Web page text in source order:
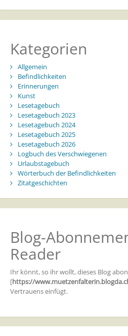
Kategorien
Allgemein
Befindlichkeiten
Erinnerungen
Kunst
Lesetagebuch
Lesetagebuch 2023
Lesetagebuch 2024
Lesetagebuch 2025
Lesetagebuch 2026
Logbuch des Verschwiegenen
Urlaubstagebuch
Wörterbuch der Befindlichkeiten
Zitatgeschichten
Blog-
Reader
Ihr könnt, so ihr wollt, dieses Blog
[https://
Vertrauens einfügt.